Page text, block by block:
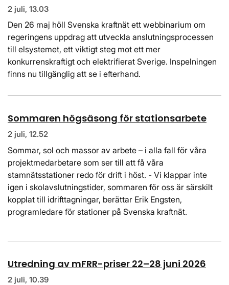
2 juli, 13.03
Den 26 maj höll Svenska kraftnät ett webbinarium om
regeringens uppdrag att utveckla anslutningsprocessen
till elsystemet, ett viktigt steg mot ett mer
konkurrenskraftigt och elektrifierat Sverige. Inspelningen
finns nu tillgänglig att se i efterhand.
Sommaren högsäsong för stationsarbete
2 juli, 12.52
Sommar, sol och massor av arbete – i alla fall för våra
projektmedarbetare som ser till att få våra
stamnätsstationer redo för drift i höst. - Vi klappar inte
igen i skolavslutningstider, sommaren för oss är särskilt
kopplat till idrifttagningar, berättar Erik Engsten,
programledare för stationer på Svenska kraftnät.
Utredning av mFRR-priser 22–28 juni 2026
2 juli, 10.39